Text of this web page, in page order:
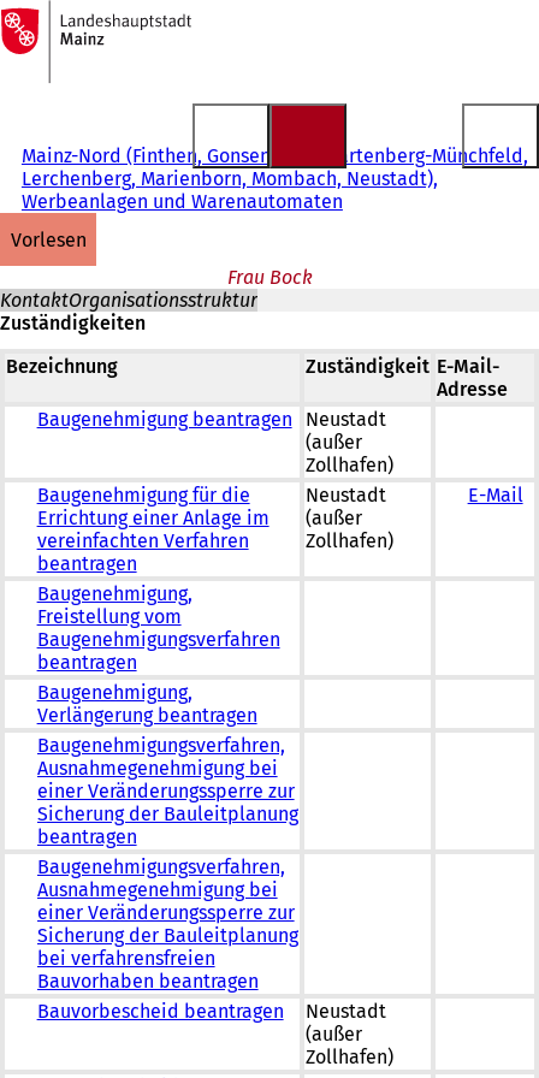
Inhalt anspringen
Zur
Startseite
Mainz-Nord (Finthen, Gonsenheim, Hartenberg-Münchfeld,
Lerchenberg, Marienborn, Mombach, Neustadt),
Werbeanlagen und Warenautomaten
vorlesen
Frau Bock
KontaktOrganisationsstruktur
Zuständigkeiten
Bezeichnung
Zuständigkeit E-Mail-
Adresse
Baugenehmigung beantragen
Neustadt
(außer
Zollhafen)
Baugenehmigung für die
Errichtung einer Anlage im
vereinfachten Verfahren
beantragen
Neustadt
(außer
Zollhafen)
E-Mail
Baugenehmigung,
Freistellung vom
Baugenehmigungsverfahren
beantragen
Baugenehmigung,
Verlängerung beantragen
Baugenehmigungsverfahren,
Ausnahmegenehmigung bei
einer Veränderungssperre zur
Sicherung der Bauleitplanung
beantragen
Baugenehmigungsverfahren,
Ausnahmegenehmigung bei
einer Veränderungssperre zur
Sicherung der Bauleitplanung
bei verfahrensfreien
Bauvorhaben beantragen
Bauvorbescheid beantragen
Neustadt
(außer
Zollhafen)